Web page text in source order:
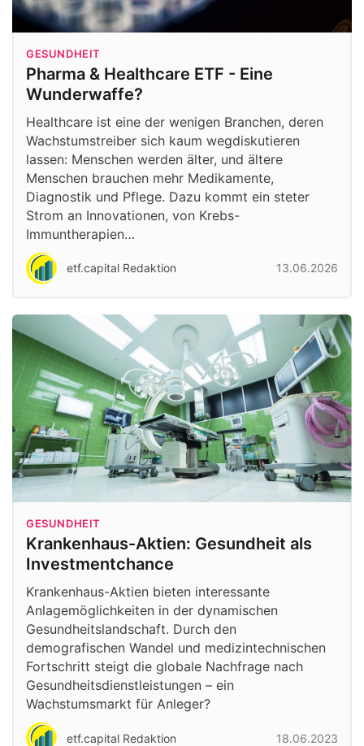
GESUNDHEIT
Pharma & Healthcare ETF - Eine
Wunderwaffe?
Healthcare ist eine der wenigen Branchen, deren
Wachstumstreiber sich kaum wegdiskutieren
lassen: Menschen werden älter, und ältere
Menschen brauchen mehr Medikamente,
Diagnostik und Pflege. Dazu kommt ein steter
Strom an Innovationen, von Krebs-
Immuntherapien…
etf.capital Redaktion 13.06.2026
GESUNDHEIT
Krankenhaus-Aktien: Gesundheit als
Investmentchance
Krankenhaus-Aktien bieten interessante
Anlagemöglichkeiten in der dynamischen
Gesundheitslandschaft. Durch den
demografischen Wandel und medizintechnischen
Fortschritt steigt die globale Nachfrage nach
Gesundheitsdienstleistungen – ein
Wachstumsmarkt für Anleger?
etf.capital Redaktion 18.06.2023